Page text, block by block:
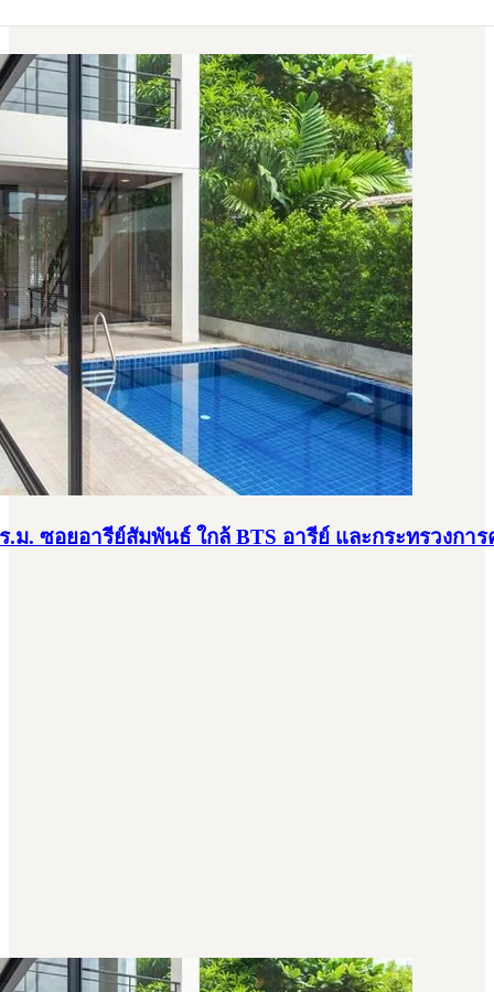
.ม. ซอยอารีย์สัมพันธ์ ใกล้ BTS อารีย์ และกระทรวงการ